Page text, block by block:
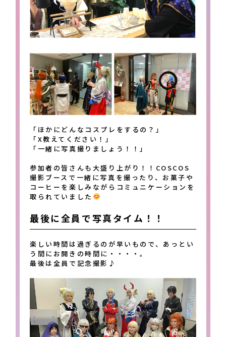
「ほかにどんなコスプレをするの？」
「X教えてください！」
「一緒に写真撮りましょう！！」
参加者の皆さんも大盛り上がり！！COSCOS
撮影ブースで一緒に写真を撮ったり、お菓子や
コーヒーを楽しみながらコミュニケーションを
取られていました
最後に全員で写真タイム！！
楽しい時間は過ぎるのが早いもので、あっとい
う間にお開きの時間に・・・・。
最後は全員で記念撮影♪